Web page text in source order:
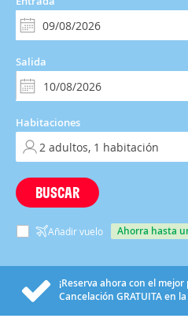
Salida
Habitaciones
BUSCAR
Añadir vuelo ahorra hasta
¡Reserva ahora con el
Cancelación GRATUITAen